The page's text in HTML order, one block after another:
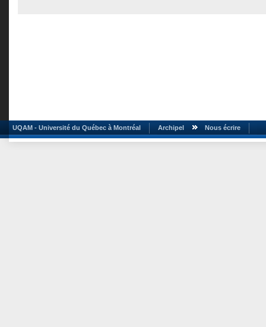
UQAM - Université du Québec à Montréal Archipel Nous écrire